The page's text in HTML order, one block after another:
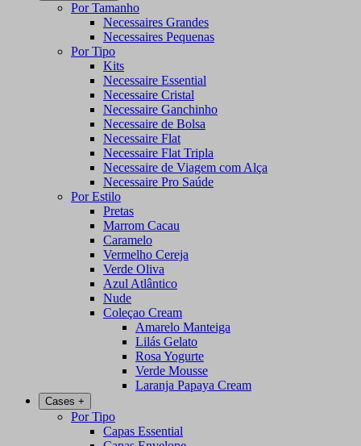
Por Tamanho
Necessaires Grandes
Necessaires Pequenas
Por Tipo
Kits
Necessaire Essential
Necessaire Cristal
Necessaire Ganchinho
Necessaire de Bolsa
Necessaire Flat
Necessaire Flat Tripla
Necessaire de Viagem com Alça
Necessaire Pro Saúde
Por Estilo
Pretas
Marrom Cacau
Caramelo
Vermelho Cereja
Verde Oliva
Azul Atlântico
Nude
Coleçao Cream
Amarelo Manteiga
Lilás Gelato
Rosa Yogurte
Verde Mousse
Laranja Papaya Cream
Cases +
Por Tipo
Capas Essential